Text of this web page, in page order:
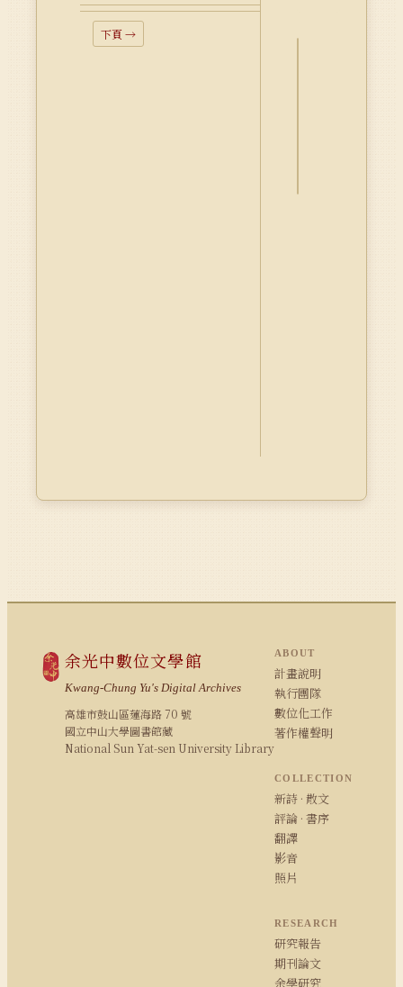
下頁 →
余光中數位文學館
Kwang-Chung Yu's Digital Archives
高雄市鼓山區蓮海路 70 號
國立中山大學圖書館藏
National Sun Yat-sen University Library
ABOUT
計畫說明
執行團隊
數位化工作
著作權聲明
COLLECTION
新詩 · 散文
評論 · 書序
翻譯
影音
照片
RESEARCH
研究報告
期刊論文
余學研究